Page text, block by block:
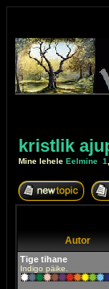
kristlik
Mine lehele Eelmine 1
Autor
Tige tihane
Indigo päike.